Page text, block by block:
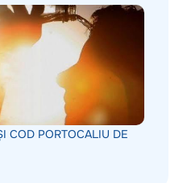
COD PORTOCALIU DE